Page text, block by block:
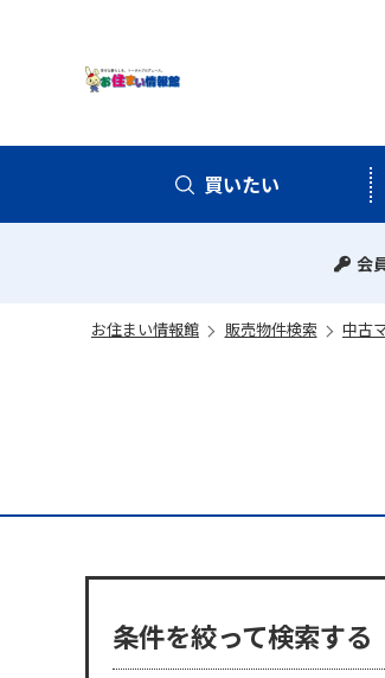
買いたい
中古一戸建て
中古マンション
新築一戸建て
土地
会
お住まい情報館 販売物件検索 中古
条件を絞って検索する